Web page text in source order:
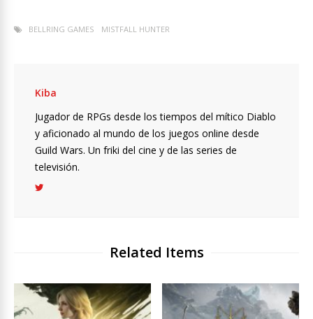
BELLRING GAMES MISTFALL HUNTER
Kiba
Jugador de RPGs desde los tiempos del mítico Diablo
y aficionado al mundo de los juegos online desde
Guild Wars. Un friki del cine y de las series de
televisión.
Related Items